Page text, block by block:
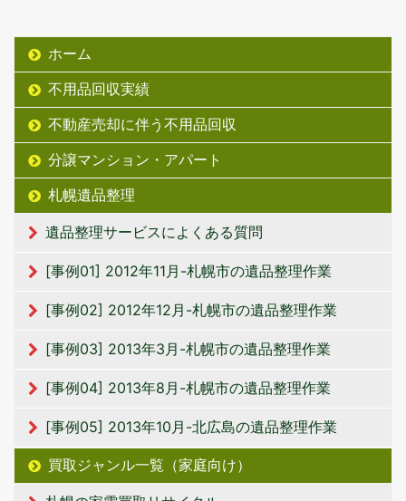
ホーム
不用品回収実績
不動産売却に伴う不用品回収
分譲マンション・アパート
札幌遺品整理
遺品整理サービスによくある質問
[事例01] 2012年11月-札幌市の遺品整理作業
[事例02] 2012年12月-札幌市の遺品整理作業
[事例03] 2013年3月-札幌市の遺品整理作業
[事例04] 2013年8月-札幌市の遺品整理作業
[事例05] 2013年10月-北広島の遺品整理作業
買取ジャンル一覧（家庭向け）